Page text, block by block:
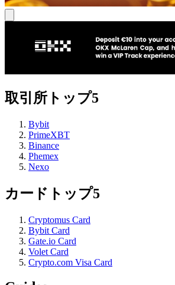
取引所トップ5
Bybit
PrimeXBT
Binance
Phemex
Nexo
カードトップ5
Cryptomus Card
Bybit Card
Gate.io Card
Volet Card
Crypto.com Visa Card